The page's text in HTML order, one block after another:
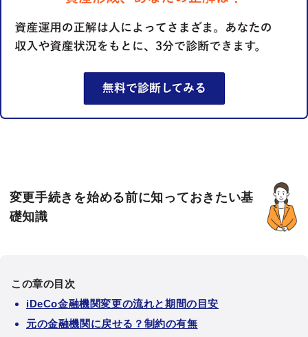
変更手続きを始める前に知っておきたい基
礎知識
この章の目次
iDeCo金融機関変更の流れと期間の目安
元の金融機関に戻せる？制約の有無